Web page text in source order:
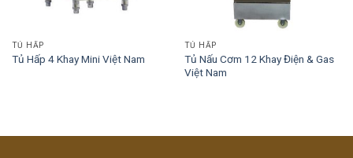
TỦ HẤP
Tủ Hấp 4 Khay Mini Việt Nam
TỦ HẤP
Tủ Nấu Cơm 12 Khay Điện & Gas
Việt Nam